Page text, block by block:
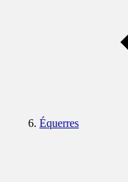
Équerres